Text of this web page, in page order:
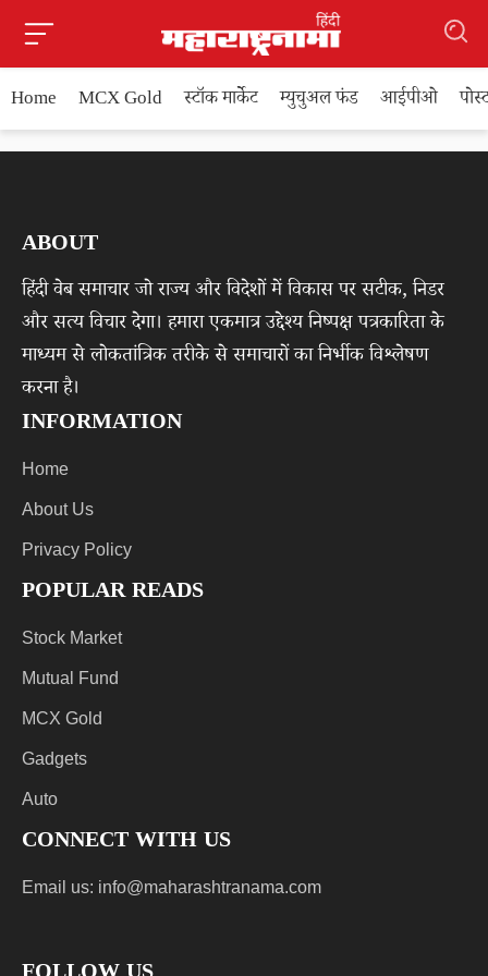
Home MCX Gold स्टॉक मार्केट म्युचुअल फंड आईपीओ
ABOUT
हिंदी वेब समाचार जो राज्य और विदेशों में विकास पर सटीक, निडर
और सत्य विचार देगा। हमारा एकमात्र उद्देश्य निष्पक्ष पत्रकारिता के
माध्यम से लोकतांत्रिक तरीके से समाचारों का निर्भीक विश्लेषण
करना है।
INFORMATION
Home
About Us
Privacy Policy
POPULAR READS
Stock Market
Mutual Fund
MCX Gold
Gadgets
Auto
CONNECT WITH US
Email us: info@maharashtranama.com